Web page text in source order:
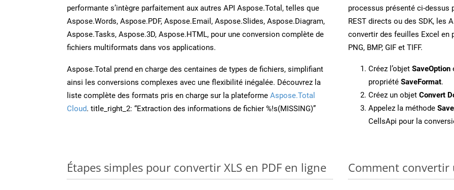
performante s’intègre parfaitement aux autres API Aspose.Total, telles que
Aspose.Words, Aspose.PDF, Aspose.Email, Aspose.Slides, Aspose.Diagram,
Aspose.Tasks, Aspose.3D, Aspose.HTML, pour une conversion complète de
fichiers multiformats dans vos applications.
Aspose.Total prend en charge des centaines de types de fichiers, simplifiant
ainsi les conversions complexes avec une flexibilité inégalée. Découvrez la
liste complète des formats pris en charge sur la plateforme Aspose.Total
Cloud. title_right_2: “Extraction des informations de fichier %!s(MISSING)”
processus présenté ci-dessus
REST directs ou des SDK, les
convertir des feuilles Excel en
PNG, BMP, GIF et TIFF.
Créez l’objet SaveOption
propriété SaveFormat.
Créez un objet Convert
Appelez la méthode
CellsApi pour la
Étapes simples pour convertir XLS en PDF en ligne Comment convertir